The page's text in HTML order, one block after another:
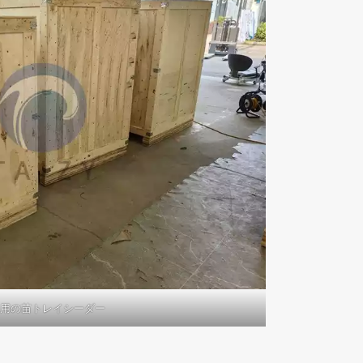
の苗トレイシーダー